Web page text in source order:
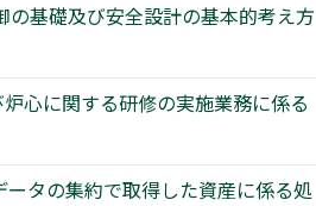
基礎及び安全設計の基本的考え方
心に関する研修の実施業務に係る
タの集約で取得した資産に係る処